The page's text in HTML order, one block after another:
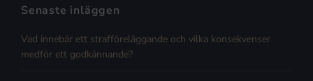
Senaste inläggen
Vad innebär ett strafföreläggande och vilka konsekvenser
medför ett godkännande?